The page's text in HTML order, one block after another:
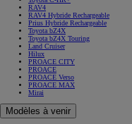
RAV4
RAV4 Hybride Rechargeable
Prius Hybride Rechargeable
Toyota bZ4X
Toyota bZ4X Touring
Land Cruiser
Hilux
PROACE CITY
PROACE
PROACE Verso
PROACE MAX
Mirai
Modèles à venir